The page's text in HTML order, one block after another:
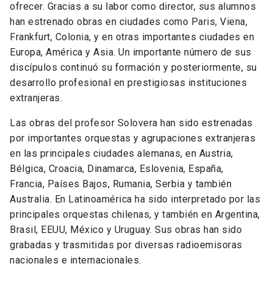
ofrecer. Gracias a su labor como director, sus alumnos
han estrenado obras en ciudades como Paris, Viena,
Frankfurt, Colonia, y en otras importantes ciudades en
Europa, América y Asia. Un importante número de sus
discípulos continuó su formación y posteriormente, su
desarrollo profesional en prestigiosas instituciones
extranjeras.
Las obras del profesor Solovera han sido estrenadas
por importantes orquestas y agrupaciones extranjeras
en las principales ciudades alemanas, en Austria,
Bélgica, Croacia, Dinamarca, Eslovenia, España,
Francia, Países Bajos, Rumania, Serbia y también
Australia. En Latinoamérica ha sido interpretado por las
principales orquestas chilenas, y también en Argentina,
Brasil, EEUU, México y Uruguay. Sus obras han sido
grabadas y trasmitidas por diversas radioemisoras
nacionales e internacionales.